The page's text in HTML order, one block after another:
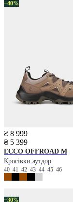
−40%
₴ 8 999
₴ 5 399
ECCO OFFROAD M
Кросівки аутдор
40 41 42 43 44 45 46
−30%